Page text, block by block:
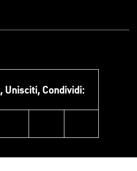
Unisciti, Condividi: